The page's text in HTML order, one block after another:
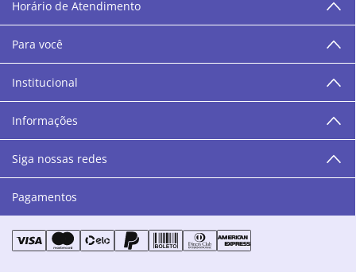
300 grandes fornecedores e lançamentos diários na
área de beleza. São 12 centros técnicos que oferecem
programação semanal de cursos e encontros.
“O varejo corre nas nossas veias como nossos valores
humanos, éticos e morais. E que o branco e o azul anil,
as cores da Danny Cosméticos, possam continuar
transmitindo paz e harmonia para todos vocês!”
Horário de Atendimento
Para você
Institucional
Informações
Siga nossas redes
Pagamentos